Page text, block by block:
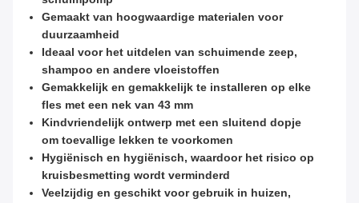
Gemaakt van hoogwaardige materialen voor
duurzaamheid
Ideaal voor het uitdelen van schuimende zeep,
shampoo en andere vloeistoffen
Gemakkelijk en gemakkelijk te installeren op elke
fles met een nek van 43 mm
Kindvriendelijk ontwerp met een sluitend dopje
om toevallige lekken te voorkomen
Hygiënisch en hygiënisch, waardoor het risico op
kruisbesmetting wordt verminderd
Veelzijdig en geschikt voor gebruik in huizen,